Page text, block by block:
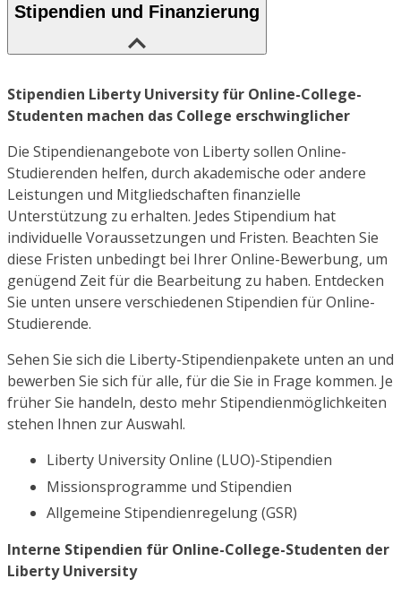
Stipendien und Finanzierung
Stipendien Liberty University für Online-College-
Studenten machen das College erschwinglicher
Die Stipendienangebote von Liberty sollen Online-
Studierenden helfen, durch akademische oder andere
Leistungen und Mitgliedschaften finanzielle
Unterstützung zu erhalten. Jedes Stipendium hat
individuelle Voraussetzungen und Fristen. Beachten Sie
diese Fristen unbedingt bei Ihrer Online-Bewerbung, um
genügend Zeit für die Bearbeitung zu haben. Entdecken
Sie unten unsere verschiedenen Stipendien für Online-
Studierende.
Sehen Sie sich die Liberty-Stipendienpakete unten an und
bewerben Sie sich für alle, für die Sie in Frage kommen. Je
früher Sie handeln, desto mehr Stipendienmöglichkeiten
stehen Ihnen zur Auswahl.
Liberty University Online (LUO)-Stipendien
Missionsprogramme und Stipendien
Allgemeine Stipendienregelung (GSR)
Interne Stipendien für Online-College-Studenten der
Liberty University